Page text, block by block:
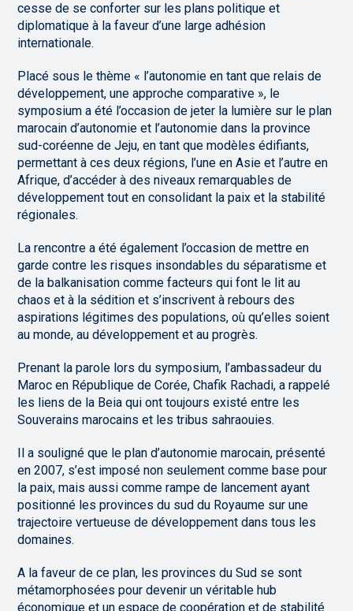
cesse de se conforter sur les plans politique et
diplomatique à la faveur d’une large adhésion
internationale.
Placé sous le thème « l’autonomie en tant que relais de
développement, une approche comparative », le
symposium a été l’occasion de jeter la lumière sur le plan
marocain d’autonomie et l’autonomie dans la province
sud-coréenne de Jeju, en tant que modèles édifiants,
permettant à ces deux régions, l’une en Asie et l’autre en
Afrique, d’accéder à des niveaux remarquables de
développement tout en consolidant la paix et la stabilité
régionales.
La rencontre a été également l’occasion de mettre en
garde contre les risques insondables du séparatisme et
de la balkanisation comme facteurs qui font le lit au
chaos et à la sédition et s’inscrivent à rebours des
aspirations légitimes des populations, où qu’elles soient
au monde, au développement et au progrès.
Prenant la parole lors du symposium, l’ambassadeur du
Maroc en République de Corée, Chafik Rachadi, a rappelé
les liens de la Beia qui ont toujours existé entre les
Souverains marocains et les tribus sahraouies.
Il a souligné que le plan d’autonomie marocain, présenté
en 2007, s’est imposé non seulement comme base pour
la paix, mais aussi comme rampe de lancement ayant
positionné les provinces du sud du Royaume sur une
trajectoire vertueuse de développement dans tous les
domaines.
A la faveur de ce plan, les provinces du Sud se sont
métamorphosées pour devenir un véritable hub
économique et un espace de coopération et de stabilité